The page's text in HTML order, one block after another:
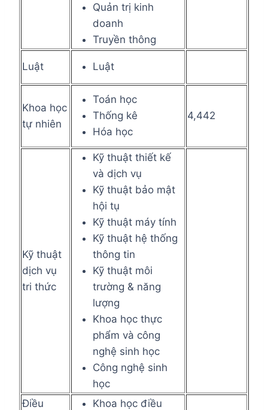
Quản trị kinh
doanh
Truyền thông
Luật Luật
Khoa học
tự nhiên
Toán học
Thống kê
Hóa học
4,442
Kỹ thuật
dịch vụ
tri thức
Kỹ thuật thiết kế
và dịch vụ
Kỹ thuật bảo mật
hội tụ
Kỹ thuật máy tính
Kỹ thuật hệ thống
thông tin
Kỹ thuật môi
trường & năng
lượng
Khoa học thực
phẩm và công
nghệ sinh học
Công nghệ sinh
học
Điều
Khoa học điều